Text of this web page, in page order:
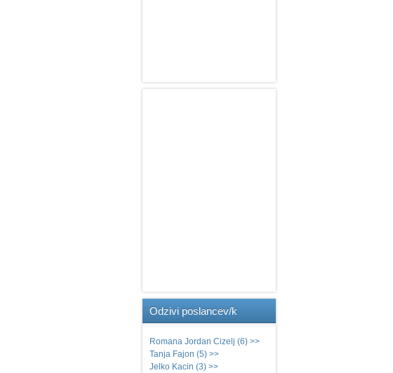
Odzivi poslancev/k
Romana Jordan Cizelj (6) >>
Tanja Fajon (5) >>
Jelko Kacin (3) >>